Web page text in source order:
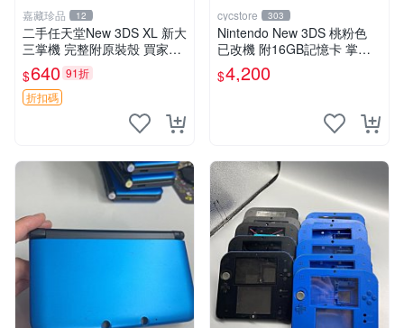
嘉藏珍品 12
二手任天堂New 3DS XL 新大
三掌機 完整附原裝殼 買家拍
後詳聊 新大三、任天堂3DS
XL、二手掌機
$640 91折
折扣碼
cycstore 303
Nintendo New 3DS 桃粉色
已改機 附16GB記憶卡 掌上
型遊戲主機 收藏熱門
$4,200